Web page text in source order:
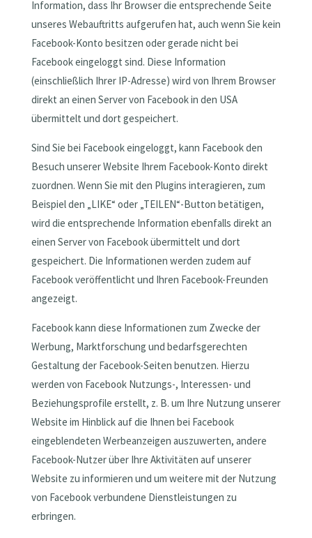
Information, dass Ihr Browser die entsprechende Seite
unseres Webauftritts aufgerufen hat, auch wenn Sie kein
Facebook-Konto besitzen oder gerade nicht bei
Facebook eingeloggt sind. Diese Information
(einschließlich Ihrer IP-Adresse) wird von Ihrem Browser
direkt an einen Server von Facebook in den USA
übermittelt und dort gespeichert.
Sind Sie bei Facebook eingeloggt, kann Facebook den
Besuch unserer Website Ihrem Facebook-Konto direkt
zuordnen. Wenn Sie mit den Plugins interagieren, zum
Beispiel den „LIKE“ oder „TEILEN“-Button betätigen,
wird die entsprechende Information ebenfalls direkt an
einen Server von Facebook übermittelt und dort
gespeichert. Die Informationen werden zudem auf
Facebook veröffentlicht und Ihren Facebook-Freunden
angezeigt.
Facebook kann diese Informationen zum Zwecke der
Werbung, Marktforschung und bedarfsgerechten
Gestaltung der Facebook-Seiten benutzen. Hierzu
werden von Facebook Nutzungs-, Interessen- und
Beziehungsprofile erstellt, z. B. um Ihre Nutzung unserer
Website im Hinblick auf die Ihnen bei Facebook
eingeblendeten Werbeanzeigen auszuwerten, andere
Facebook-Nutzer über Ihre Aktivitäten auf unserer
Website zu informieren und um weitere mit der Nutzung
von Facebook verbundene Dienstleistungen zu
erbringen.